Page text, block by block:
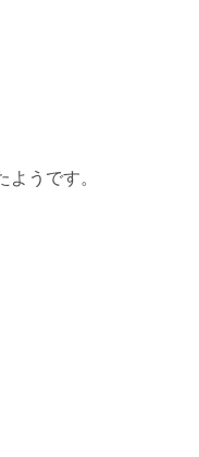
うです。